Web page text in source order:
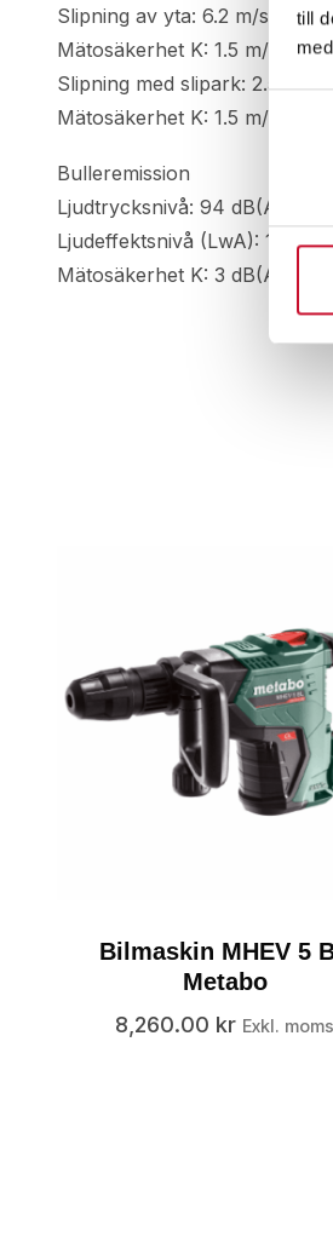
till
Slipning av yta: 6.2 m/s²
Mätosäkerhet K: 1.5 m/s²
Slipning med slipark: 2.5 m/s²
Mätosäkerhet K: 1.5 m/s²
Bulleremission
Ljudtrycksnivå: 94 dB(A)
Ljudeffektsnivå (LwA): 105
Mätosäkerhet K: 3 dB(A)
Bilmaskin MHEV 5
Metabo
8,260.00 kr Exkl. moms